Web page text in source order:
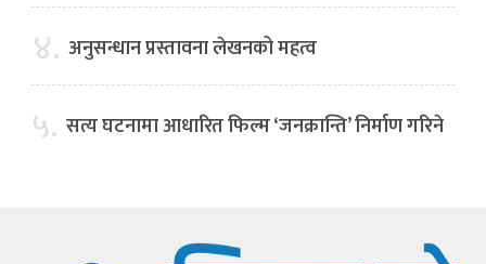
४. अनुसन्धान प्रस्तावना लेखनको महत्व
५. सत्य घटनामा आधारित फिल्म ‘जनक्रान्ति’ निर्माण गरिने